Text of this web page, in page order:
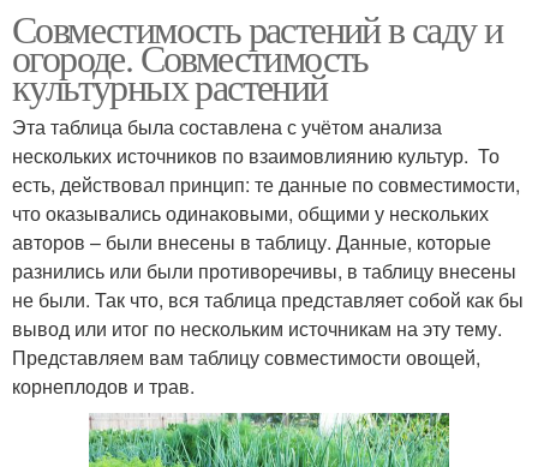
Совместимость растений в саду и
огороде. Совместимость
культурных растений
Эта таблица была составлена с учётом анализа
нескольких источников по взаимовлиянию культур. То
есть, действовал принцип: те данные по совместимости,
что оказывались одинаковыми, общими у нескольких
авторов – были внесены в таблицу. Данные, которые
разнились или были противоречивы, в таблицу внесены
не были. Так что, вся таблица представляет собой как бы
вывод или итог по нескольким источникам на эту тему.
Представляем вам таблицу совместимости овощей,
корнеплодов и трав.